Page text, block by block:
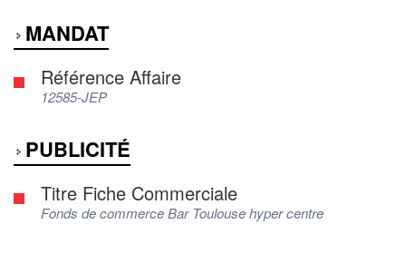
MANDAT
Référence Affaire
12585-JEP
PUBLICITÉ
Titre Fiche Commerciale
Fonds de commerce Bar Toulouse hyper centre